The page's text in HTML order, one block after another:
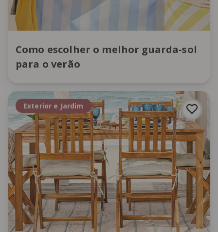
Como escolher o melhor guarda-sol
para o verão
Exterior e Jardim